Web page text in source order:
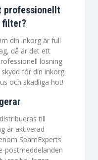
professionellt
filter?
din inkorg är full
då är det ett
lösning
för din inkorg
och skadliga hot!
till
är aktiverad
SpamExperts
postmeddelanden